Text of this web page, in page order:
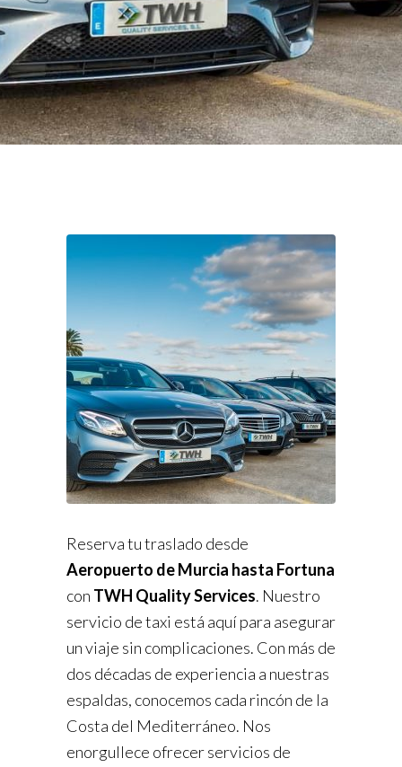
Reserva tu traslado desde
Aeropuerto de Murcia hasta Fortuna
con TWH Quality Services. Nuestro
servicio de taxi está aquí para asegurar
un viaje sin complicaciones. Con más de
dos décadas de experiencia a nuestras
espaldas, conocemos cada rincón de la
Costa del Mediterráneo. Nos
enorgullece ofrecer servicios de